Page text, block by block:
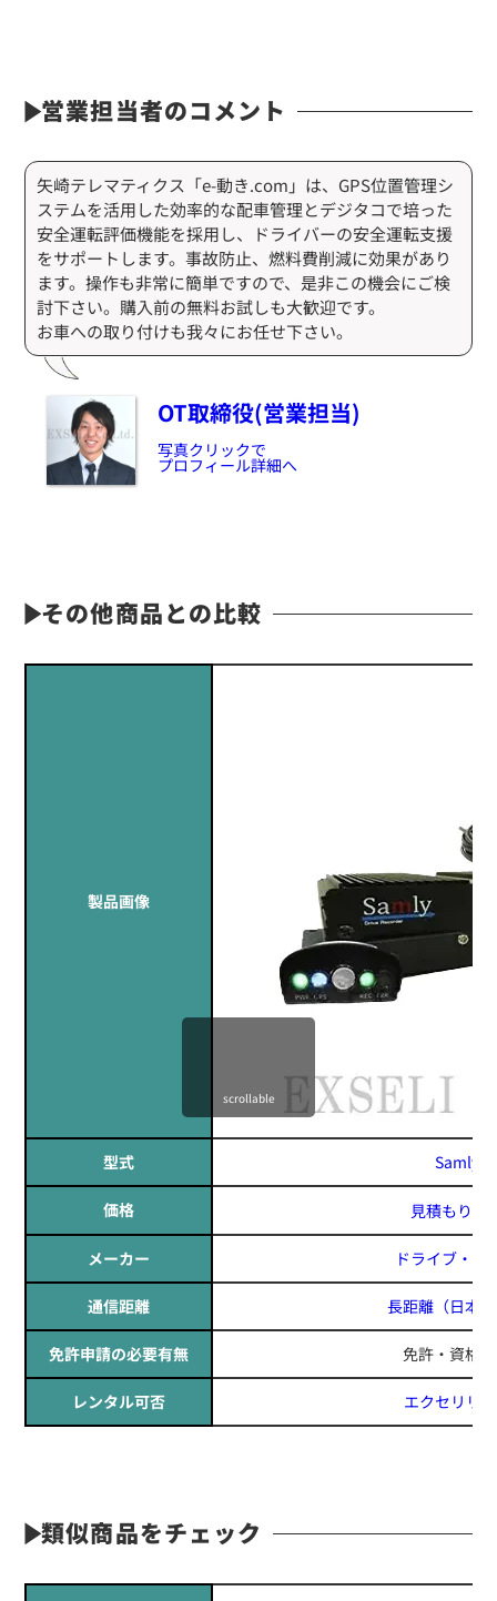
営業担当者のコメント
OT取締役(営業担当)
写真クリックで
プロフィール詳細へ
矢崎テレマティクス「e-動き.com」は、GPS位置管理シ
ステムを活用した効率的な配車管理とデジタコで培った
安全運転評価機能を採用し、ドライバーの安全運転支援
をサポートします。事故防止、燃料費削減に効果があり
ます。操作も非常に簡単ですので、是非この機会にご検
討下さい。購入前の無料お試しも大歓迎です。
お車への取り付けも我々にお任せ下さい。
その他商品との比較
製品画像
型式 Samly
価格 見積もりす
メーカー ドライブ・カ
通信距離 長距離 （日本
免許申請の必要有無 免許・資格
レンタル可否 エクセリリ
scrollable
類似商品をチェック